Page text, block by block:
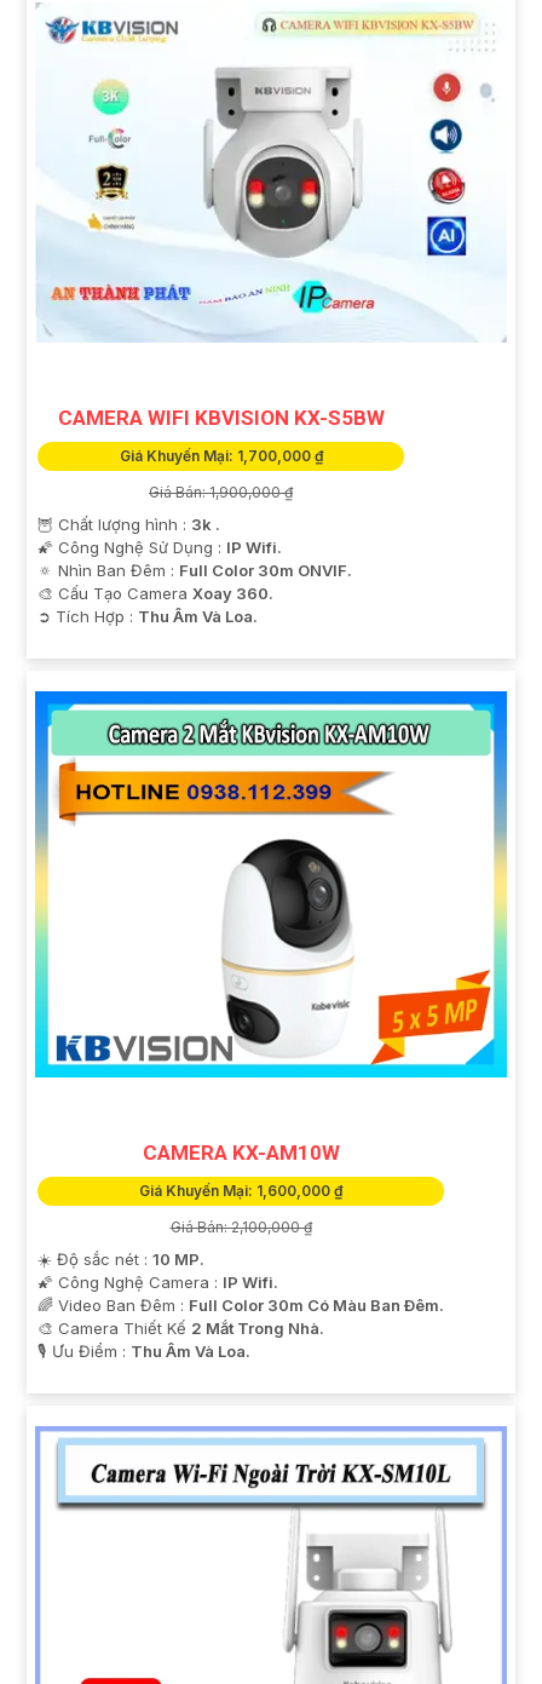
CAMERA WIFI KBVISION KX-S5BW
Giá Khuyến Mại: 1,700,000 ₫
Giá Bán: 1,900,000 ₫
🦉 Chất lượng hình : 3k .
🌠 Công Nghệ Sử Dụng : IP Wifi.
🔅 Nhìn Ban Đêm : Full Color 30m ONVIF.
🎨 Cấu Tạo Camera Xoay 360.
️➲ Tích Hợp : Thu Âm Và Loa.
CAMERA KX-AM10W
Giá Khuyến Mại: 1,600,000 ₫
Giá Bán: 2,100,000 ₫
☀️ Độ sắc nét : 10 MP.
🌠 Công Nghệ Camera : IP Wifi.
🌈 Video Ban Đêm : Full Color 30m Có Màu Ban Ðêm.
🎨 Camera Thiết Kế 2 Mắt Trong Nhà.
️🎙 Ưu Điểm : Thu Âm Và Loa.